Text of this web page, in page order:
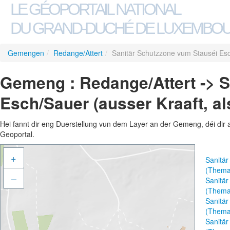
LE GÉOPORTAIL NATIONAL
DU GRAND-DUCHÉ DE
Gemengen / Redange/Attert / Sanitär Schutzzone vum Stauséi
Gemeng : Redange/Attert ->
Esch/Sauer (ausser Kraaft,
Hei fannt dir eng Duerstellung vun dem Layer an der Gemeng, déi
Geoportal.
+
–